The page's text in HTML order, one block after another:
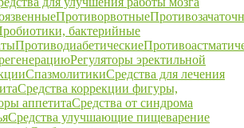
Противорвотные
бактерийные
Противодиабетические
Регуляторы эректильной
СпазмолитикиСредства для лечения
Средства коррекции фигуры,
аппетитаСредства от синдрома
Средства улучшающие пищеварение